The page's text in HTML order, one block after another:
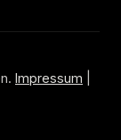
Impressum